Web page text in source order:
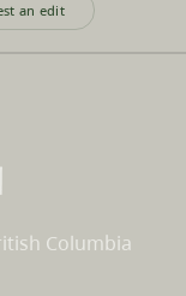
an edit
Columbia